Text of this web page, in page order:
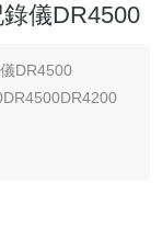
儀DR4500
DR4500